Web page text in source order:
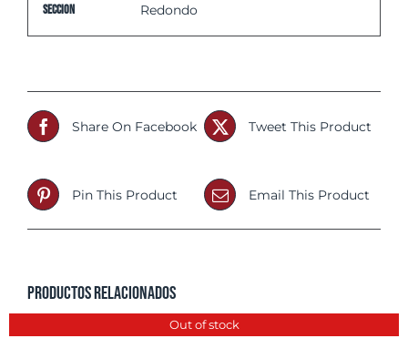
Seccion Redondo
Share On Facebook Tweet This Product
Pin This Product Email This Product
Productos relacionados
Out of stock